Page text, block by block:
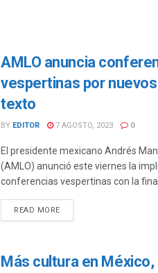
AMLO anuncia
vespertinas por
texto
BY EDITOR 7 AGOSTO, 2023 0
El presidente mexicano Andrés
(AMLO) anunció este viernes la
conferencias vespertinas con la
READ MOREDETAILS
Más cultura en